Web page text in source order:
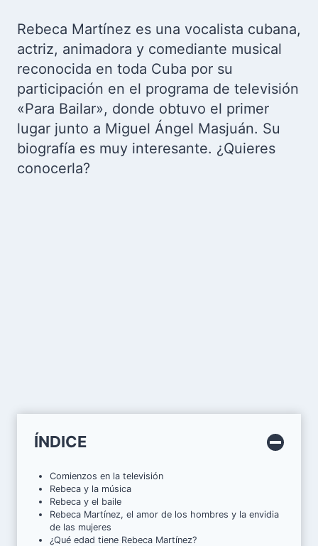
Rebeca Martínez es una vocalista cubana,
actriz, animadora y comediante musical
reconocida en toda Cuba por su
participación en el programa de televisión
«Para Bailar», donde obtuvo el primer
lugar junto a Miguel Ángel Masjuán. Su
biografía es muy interesante. ¿Quieres
conocerla?
ÍNDICE
Comienzos en la televisión
Rebeca y la música
Rebeca y el baile
Rebeca Martínez, el amor de los hombres y la envidia
de las mujeres
¿Qué edad tiene Rebeca Martínez?